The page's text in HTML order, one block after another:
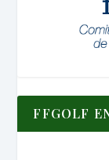
FFGOLF